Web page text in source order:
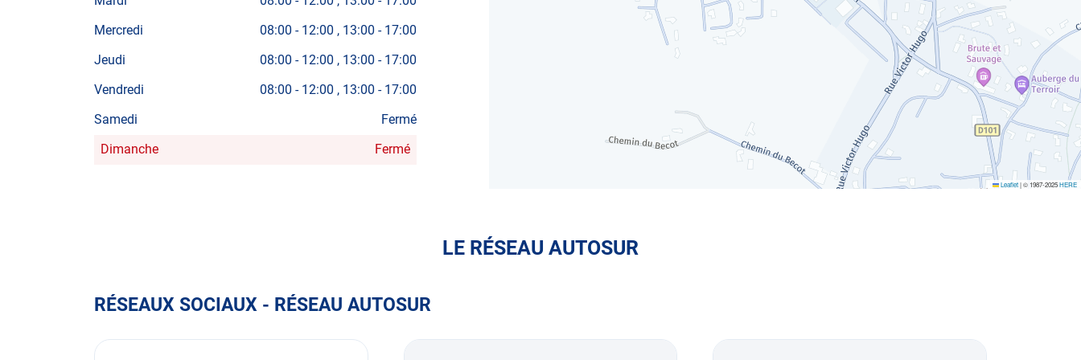
Mercredi
08:00 - 12:00 13:00 - 17:00
Jeudi
08:00 - 12:00 13:00 - 17:00
Vendredi
08:00 - 12:00 13:00 - 17:00
Samedi
Fermé
Horaires
Dimanche Fermé
Leaflet|© 1987-2025HERE
LE RÉSEAU AUTOSUR
RÉSEAUX SOCIAUX - RÉSEAU AUTOSUR